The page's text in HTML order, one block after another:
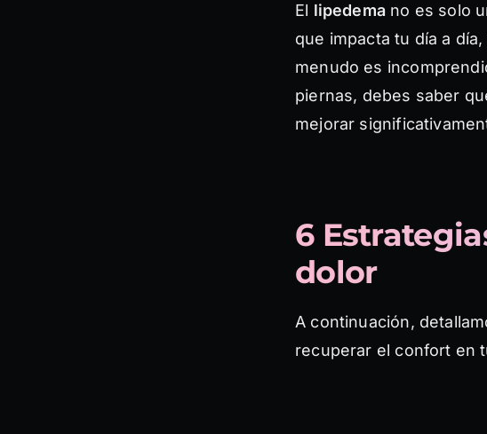
El lipedema no es solo
que impacta tu día a
menudo es
piernas, debes saber
mejorar
6
dolor
A continuación,
recuperar el confort en